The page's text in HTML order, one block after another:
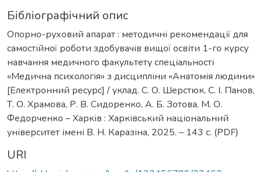
Бібліографічний опис
Опорно-руховий апарат : методичні рекомендації для
самостійної роботи здобувачів вищої освіти 1-го курсу
навчання медичного факультету спеціальності
«Медична психологія» з дисципліни «Анатомія людини»
[Електронний ресурс] / уклад. С. О. Шерстюк, С. І. Панов,
Т. О. Храмова, Р. В. Сидоренко, А. Б. Зотова, М. О.
Федорченко – Харків : Харківський національний
університет імені В. Н. Каразіна, 2025. – 143 с. (PDF)
URI